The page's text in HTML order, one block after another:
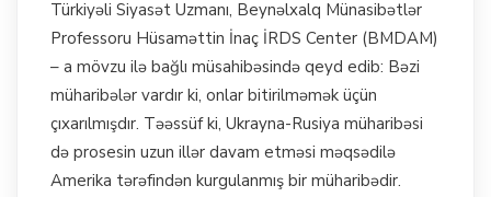
Türkiyəli Siyasət Uzmanı, Beynəlxalq Münasibətlər
Professoru Hüsaməttin İnaç İRDS Center (BMDAM)
– a mövzu ilə bağlı müsahibəsində qeyd edib: Bəzi
müharibələr vardır ki, onlar bitirilməmək üçün
çıxarılmışdır. Təəssüf ki, Ukrayna-Rusiya müharibəsi
də prosesin uzun illər davam etməsi məqsədilə
Amerika tərəfindən kurgulanmış bir müharibədir.